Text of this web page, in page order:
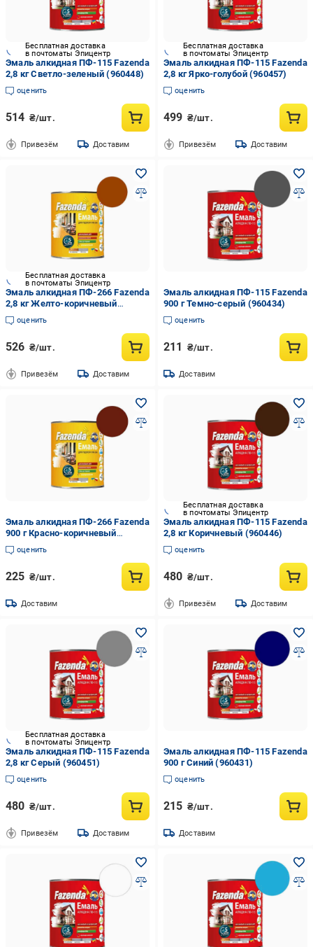
Бесплатная доставка
в почтоматы Эпицентр
Эмаль алкидная ПФ-115 Fazenda
2,8 кг Светло-зеленый (960448)
оценить
514 ₴/шт.
Привезём Доставим
Бесплатная доставка
в почтоматы Эпицентр
Эмаль алкидная ПФ-115 Fazenda
2,8 кг Ярко-голубой (960457)
оценить
499 ₴/шт.
Привезём Доставим
Бесплатная доставка
в почтоматы Эпицентр
Эмаль алкидная ПФ-266 Fazenda
2,8 кг Желто-коричневый
(960460)
оценить
526 ₴/шт.
Привезём Доставим
Эмаль алкидная ПФ-115 Fazenda
900 г Темно-серый (960434)
оценить
211 ₴/шт.
Доставим
Эмаль алкидная ПФ-266 Fazenda
900 г Красно-коричневый
(960459)
оценить
225 ₴/шт.
Доставим
Бесплатная доставка
в почтоматы Эпицентр
Эмаль алкидная ПФ-115 Fazenda
2,8 кг Коричневый (960446)
оценить
480 ₴/шт.
Привезём Доставим
Бесплатная доставка
в почтоматы Эпицентр
Эмаль алкидная ПФ-115 Fazenda
2,8 кг Серый (960451)
оценить
480 ₴/шт.
Привезём Доставим
Эмаль алкидная ПФ-115 Fazenda
900 г Синий (960431)
оценить
215 ₴/шт.
Доставим